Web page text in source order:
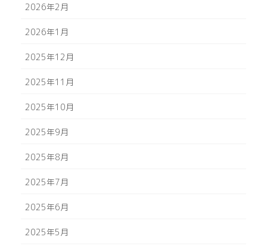
2026年2月
2026年1月
2025年12月
2025年11月
2025年10月
2025年9月
2025年8月
2025年7月
2025年6月
2025年5月